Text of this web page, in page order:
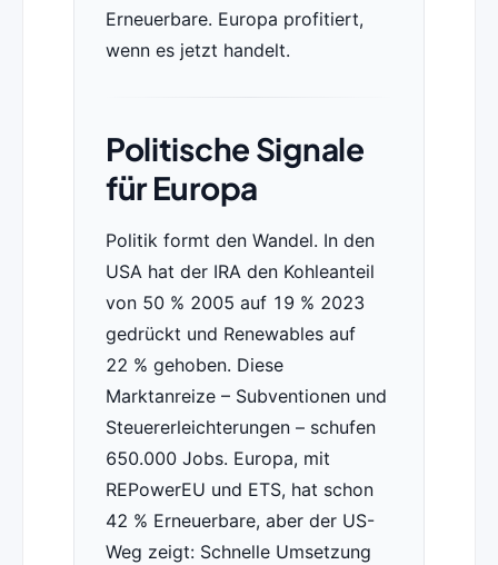
Erneuerbare. Europa profitiert,
wenn es jetzt handelt.
Politische Signale
für Europa
Politik formt den Wandel. In den
USA hat der IRA den Kohleanteil
von 50 % 2005 auf 19 % 2023
gedrückt und Renewables auf
22 % gehoben. Diese
Marktanreize – Subventionen und
Steuererleichterungen – schufen
650.000 Jobs. Europa, mit
REPowerEU und ETS, hat schon
42 % Erneuerbare, aber der US-
Weg zeigt: Schnelle Umsetzung